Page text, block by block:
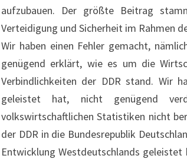
aufzubauen. Der größte Beitrag
Verteidigung und Sicherheit im Rahmen
Wir haben einen Fehler gemacht,
genügend erklärt, wie es um die
Verbindlichkeiten der DDR stand. Wir
geleistet hat, nicht genügend
volkswirtschaftlichen Statistiken nicht
der DDR in die Bundesrepublik
Entwicklung Westdeutschlands